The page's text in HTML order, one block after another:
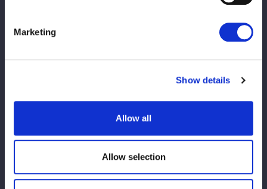
Marketing
Show details
Allow all
Allow selection
詳細：https://wwr-stardom.com/schedule/20260523_toyod